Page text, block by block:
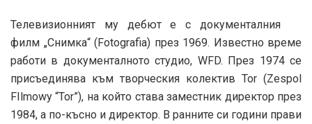
Телевизионният му дебют е с документалния
филм „Снимка“ (Fotografia) през 1969. Известно време
работи в документалното студио, WFD. През 1974 се
присъединява към творческия колектив Tor (Zespol
FIlmowy “Tor”), на който става заместник директор през
1984, а по-късно и директор. В ранните си години прави